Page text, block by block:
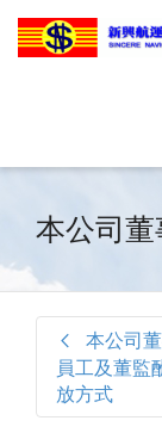
本公司
本公司
員工及董監
放方式